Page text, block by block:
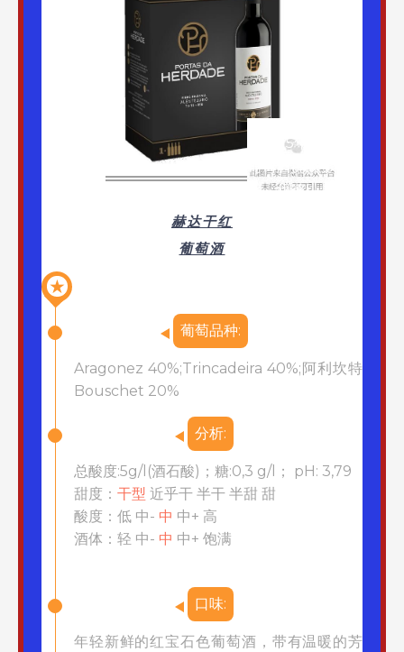
获2015年国际
葡萄酒挑战赛
铜奖
赫达干红
葡萄酒
★
葡萄品种:
Aragonez 40%;Trincadeira 40%;阿利坎特
Bouschet 20%
分析:
总酸度:5g/l(酒石酸)；糖:0,3 g/l； pH: 3,79
甜度： 干型 近乎干 半干 半甜 甜
酸度：低 中- 中 中+ 高
酒体：轻 中- 中 中+ 饱满
口味:
年轻新鲜的红宝石色葡萄酒，带有温暖的芳